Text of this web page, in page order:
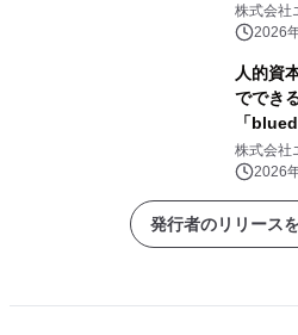
株式会社
2026
人的資
ででき
「
株式会社
2026
発行者のリリース